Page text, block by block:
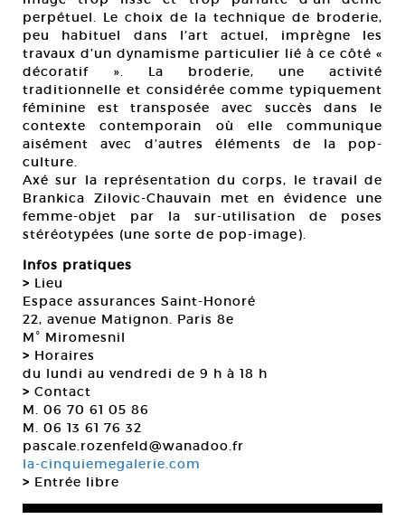
perpétuel. Le choix de la technique de broderie,
peu habituel dans l’art actuel, imprègne les
travaux d’un dynamisme particulier lié à ce côté «
décoratif ». La broderie, une activité
traditionnelle et considérée comme typiquement
féminine est transposée avec succès dans le
contexte contemporain où elle communique
aisément avec d’autres éléments de la pop-
culture.
Axé sur la représentation du corps, le travail de
Brankica Zilovic-Chauvain met en évidence une
femme-objet par la sur-utilisation de poses
stéréotypées (une sorte de pop-image).
Infos pratiques
> Lieu
Espace assurances Saint-Honoré
22, avenue Matignon. Paris 8e
M° Miromesnil
> Horaires
du lundi au vendredi de 9 h à 18 h
> Contact
M. 06 70 61 05 86
M. 06 13 61 76 32
pascale.rozenfeld@wanadoo.fr
la-cinquiemegalerie.com
> Entrée libre